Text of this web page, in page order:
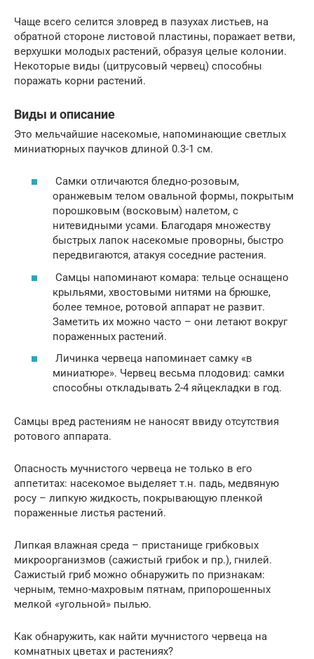
Чаще всего селится зловред в пазухах листьев, на
обратной стороне листовой пластины, поражает ветви,
верхушки молодых растений, образуя целые колонии.
Некоторые виды (цитрусовый червец) способны
поражать корни растений.
Виды и описание
Это мельчайшие насекомые, напоминающие светлых
миниатюрных паучков длиной 0.3-1 см.
Самки отличаются бледно-розовым,
оранжевым телом овальной формы, покрытым
порошковым (восковым) налетом, с
нитевидными усами. Благодаря множеству
быстрых лапок насекомые проворны, быстро
передвигаются, атакуя соседние растения.
Самцы напоминают комара: тельце оснащено
крыльями, хвостовыми нитями на брюшке,
более темное, ротовой аппарат не развит.
Заметить их можно часто – они летают вокруг
пораженных растений.
Личинка червеца напоминает самку «в
миниатюре». Червец весьма плодовид: самки
способны откладывать 2-4 яйцекладки в год.
Самцы вред растениям не наносят ввиду отсутствия
ротового аппарата.
Опасность мучнистого червеца не только в его
аппетитах: насекомое выделяет т.н. падь, медвяную
росу – липкую жидкость, покрывающую пленкой
пораженные листья растений.
Липкая влажная среда – пристанище грибковых
микроорганизмов (сажистый грибок и пр.), гнилей.
Сажистый гриб можно обнаружить по признакам:
черным, темно-махровым пятнам, припорошенных
мелкой «угольной» пылью.
Как обнаружить, как найти мучнистого червеца на
комнатных цветах и растениях?